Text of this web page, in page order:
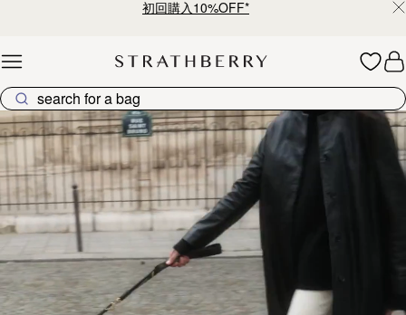
初回購入10%OFF*
ストラスベリーのバッグコレクション – 上質なクラフトマン